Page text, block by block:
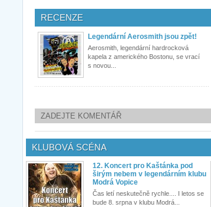
RECENZE
Legendární Aerosmith jsou zpět!
Aerosmith, legendární hardrocková
kapela z amerického Bostonu, se vrací
s novou...
ZADEJTE KOMENTÁŘ
KLUBOVÁ SCÉNA
12. Koncert pro Kaštánka pod
širým nebem v legendárním klubu
Modrá Vopice
Čas letí neskutečně rychle.... I letos se
bude 8. srpna v klubu Modrá...